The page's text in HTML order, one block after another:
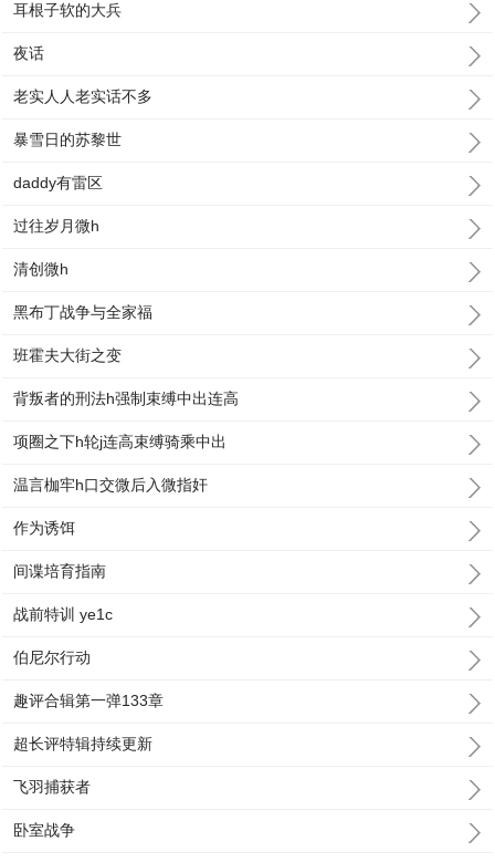
耳根子软的大兵
夜话
老实人人老实话不多
暴雪日的苏黎世
daddy有雷区
过往岁月微h
清创微h
黑布丁战争与全家福
班霍夫大街之变
背叛者的刑法h强制束缚中出连高
项圈之下h轮j连高束缚骑乘中出
温言枷牢h口交微后入微指奸
作为诱饵
间谍培育指南
战前特训 ye1c
伯尼尔行动
趣评合辑第一弹133章
超长评特辑持续更新
飞羽捕获者
卧室战争